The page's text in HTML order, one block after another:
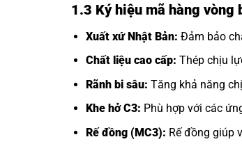
1.3 Ký hiệu mã hàng vòng
Xuất xứ Nhật Bản: Đảm bảo
Chất liệu cao cấp: Thép chịu
Rãnh bi sâu: Tăng khả năng
Khe hở C3: Phù hợp với các
Rế đồng (MC3): Rế đồng giúp